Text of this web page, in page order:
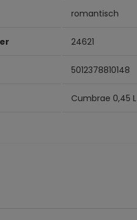
romantisch
24621
5012378810148
Cumbrae 0,45 L